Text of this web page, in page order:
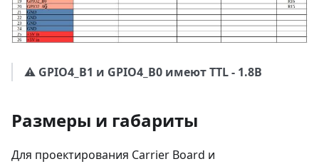
⚠️ GPIO4_B1 и GPIO4_B0 имеют TTL - 1.8В
Размеры и габариты
Для проектирования Carrier Board и